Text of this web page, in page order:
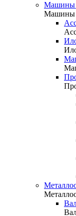
Машины
Машины